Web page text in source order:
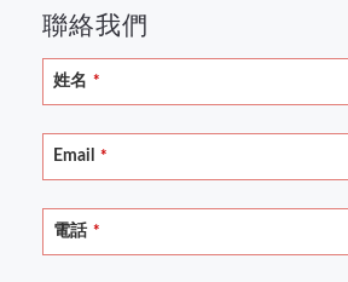
聯絡我們
姓名 *
Email *
電話 *